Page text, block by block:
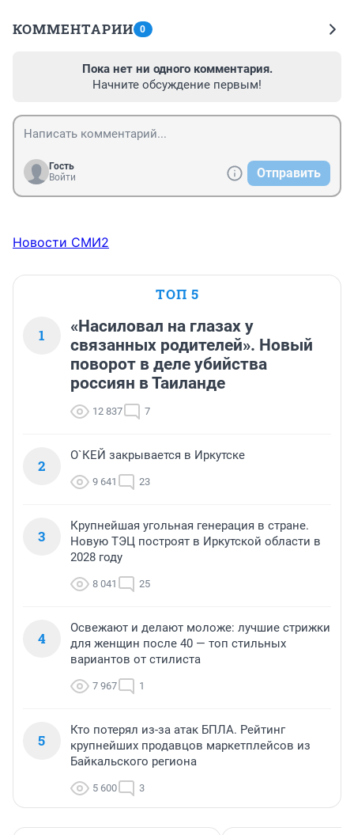
КОММЕНТАРИИ 0
Пока нет ни одного комментария.
Начните обсуждение первым!
Гость
Войти
Отправить
Новости СМИ2
ТОП 5
1
«Насиловал на глазах у
связанных родителей». Новый
поворот в деле убийства
россиян в Таиланде
12 837 7
2
О`КЕЙ закрывается в Иркутске
9 641 23
3
Крупнейшая угольная генерация в стране.
Новую ТЭЦ построят в Иркутской области в
2028 году
8 041 25
4
Освежают и делают моложе: лучшие стрижки
для женщин после 40 — топ стильных
вариантов от стилиста
7 967 1
5
Кто потерял из-за атак БПЛА. Рейтинг
крупнейших продавцов маркетплейсов из
Байкальского региона
5 600 3